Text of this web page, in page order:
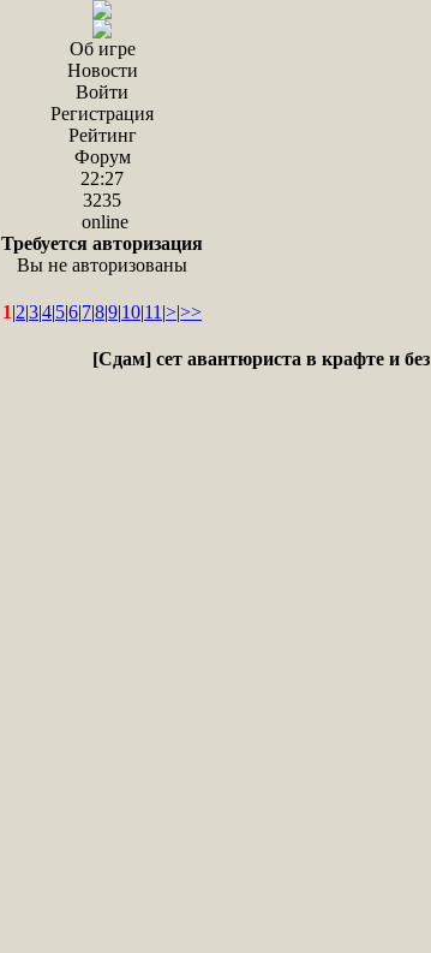
Об игре
Новости
Войти
Регистрация
Рейтинг
Форум
22:27
3235
online
Требуется авторизация
Вы не авторизованы
1|2|3|4|5|6|7|8|9|10|11 |>|>>
[Сдам] сет авантюриста в крафте и без